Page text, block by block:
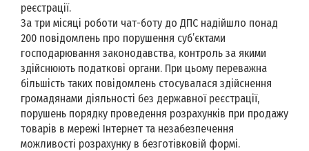
реєстрації.
За три місяці роботи чат-боту до ДПС надійшло понад
200 повідомлень про порушення суб’єктами
господарювання законодавства, контроль за якими
здійснюють податкові органи. При цьому переважна
більшість таких повідомлень стосувалася здійснення
громадянами діяльності без державної реєстрації,
порушень порядку проведення розрахунків при продажу
товарів в мережі Інтернет та незабезпечення
можливості розрахунку в безготівковій формі.